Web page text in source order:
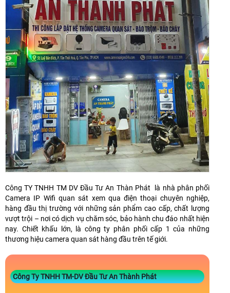
Công TY TNHH TM DV Đầu Tư An Thàn Phát là nhà phân phối
Camera IP Wifi quan sát xem qua điện thoại chuyên nghiệp,
hàng đầu thị trường với những sản phẩm cao cấp, chất lượng
vượt trội – nơi có dịch vụ chăm sóc, bảo hành chu đáo nhất hiện
nay. Chiết khấu lớn, là công ty phân phối cấp 1 của những
thương hiệu camera quan sát hàng đầu trên tế giới.
Công Ty TNHH TM-DV Đầu Tư An Thành Phát